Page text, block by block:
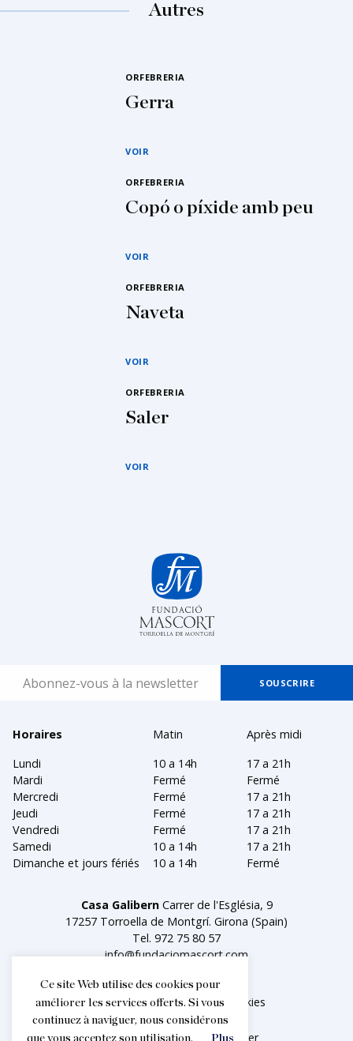
Autres
ORFEBRERIA
Gerra
VOIR
ORFEBRERIA
Copó o píxide amb peu
VOIR
ORFEBRERIA
Naveta
VOIR
ORFEBRERIA
Saler
VOIR
Horaires Matin
Après midi
Lundi
10 a 14h
17 a 21h
Mardi
Fermé
Fermé
Mercredi
Fermé
17 a 21h
Jeudi
Fermé
17 a 21h
Vendredi
Fermé
17 a 21h
Samedi
10 a 14h
17 a 21h
Dimanche et jours fériés
10 a 14h Fermé
Casa GalibernCarrer de l'Església, 9
17257 Torroella de Montgrí. Girona (Spain)
Tel. 972 75 80 57
info@fundaciomascort.com
Aviso legal Política de cookies
Facebook Instagram Twitter
Ce site Web utilise des cookies pour
améliorer les services offerts. Si vous
continuez à naviguer, nous considérons
que vous acceptez son utilisation.
Plus